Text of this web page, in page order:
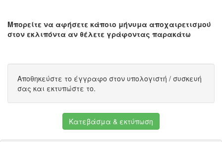
Μπορείτε να αφήσετε κάποιο μήνυμα αποχαιρετισμού
στον εκλιπόντα αν θέλετε γράφοντας παρακάτω
Αποθηκεύστε το έγγραφο στον υπολογιστή / συσκευή
σας και εκτυπώστε το.
Κατεβάσμα & εκτύπωση